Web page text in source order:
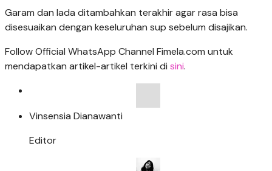
Garam dan lada ditambahkan terakhir agar rasa bisa
disesuaikan dengan keseluruhan sup sebelum disajikan.
Follow Official WhatsApp Channel Fimela.com untuk
mendapatkan artikel-artikel terkini di sini.
Vinsensia Dianawanti
Editor